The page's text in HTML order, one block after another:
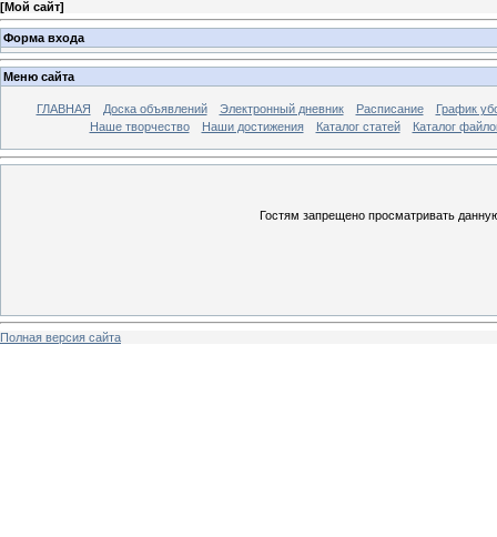
[Мой сайт]
Форма входа
Меню сайта
ГЛАВНАЯ Доска объявлений Электронный дневник Расписание
График
Наше творчество
Наши достижения Каталог статей Каталог
Гостям запрещено просматривать
Полная версия сайта